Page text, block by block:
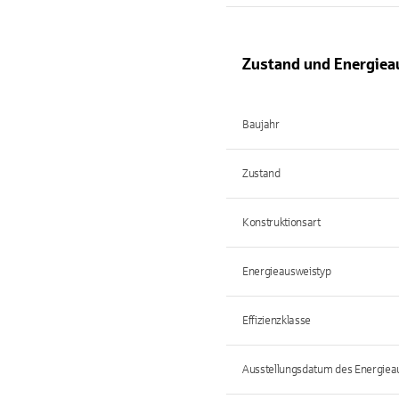
Zustand und
Baujahr
Zustand
Konstruktionsart
Energieausweistyp
Effizienzklasse
Ausstellungsdatum des